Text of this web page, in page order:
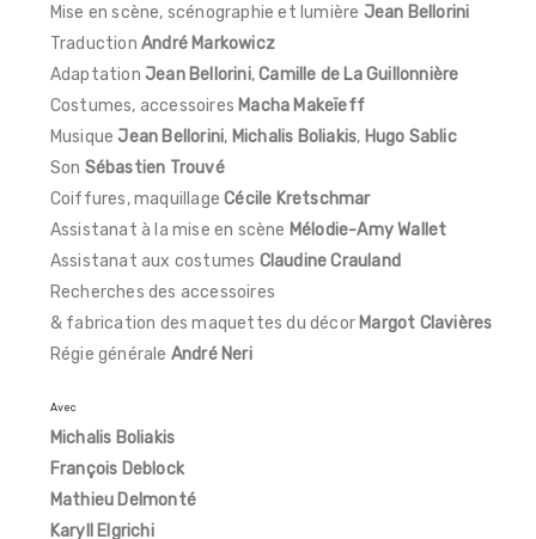
Mise en scène, scénographie et lumière Jean Bellorini
TraductionAndré Markowicz
AdaptationJean Bellorini,Camille de La Guillonnière
Costumes, accessoires Macha Makeïeff
MusiqueJean Bellorini, Michalis Boliakis, Hugo Sablic
Son Sébastien Trouvé
Coiffures, maquillageCécile Kretschmar
Assistanat à la mise en scène Mélodie-Amy Wallet
Assistanat aux costumes Claudine Crauland
Recherches des accessoires
& fabrication des maquettes du décor Margot Clavières
Régie générale André Neri
Avec
Michalis Boliakis
François Deblock
Mathieu Delmonté
Karyll Elgrichi